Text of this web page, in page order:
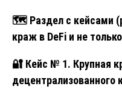
🗺️ Раздел с кейсами
краж в DeFi и не
🔐 Кейс № 1. Крупная
децентрализованного